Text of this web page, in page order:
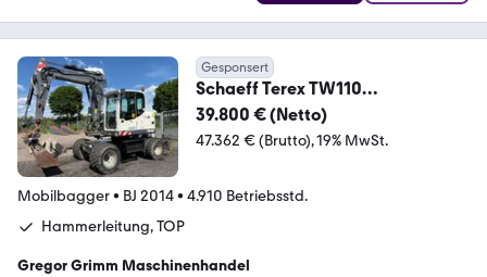
Gesponsert
Schaeff Terex TW110
Mobilbagger Verstellausleger
Klima
39.800 € (Netto)
47.362 € (Brutto) 19% MwSt.
Mobilbagger• BJ 2014• 4.910 Betriebsstd.
Hammerleitung, TOP
Gregor Grimm Maschinenhandel